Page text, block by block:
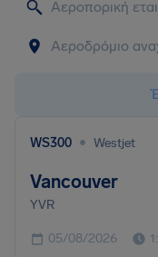
WS300 • Westjet
Vancouver
YVR
05/08/2026